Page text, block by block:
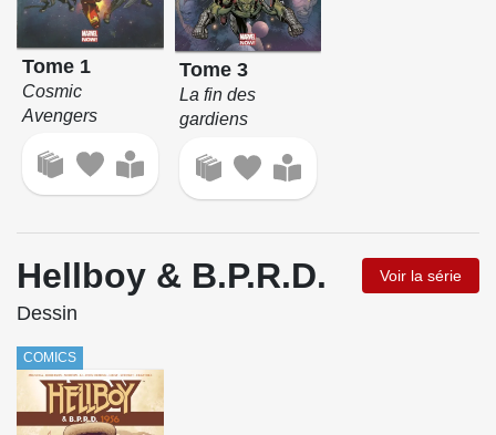
Tome 1
Cosmic
Avengers
Tome 3
La fin des
gardiens
Hellboy & B.P.R.D. Voir la série
Dessin
COMICS